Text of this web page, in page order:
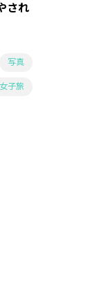
され
写真
女子旅